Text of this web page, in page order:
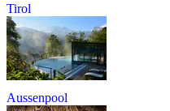
Tirol
Aussenpool